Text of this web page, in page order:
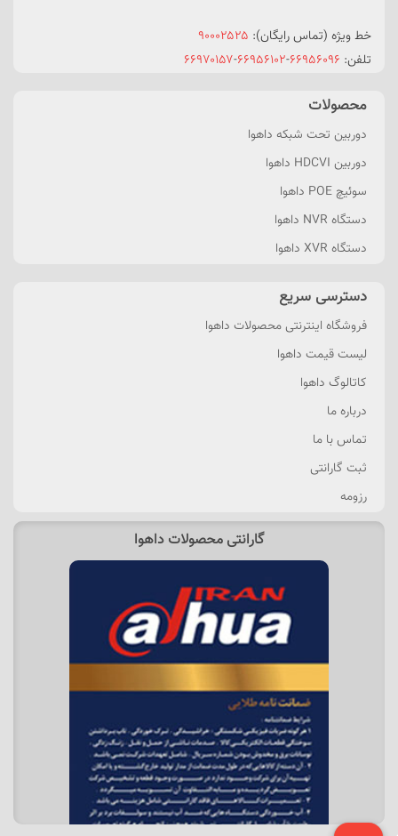
خط ویژه (تماس رایگان): ۹۰۰۰۲۵۲۵
تلفن: ۶۶۹۵۶۰۹۶-۶۶۹۵۶۱۰۲-۶۶۹۷۰۱۵۷
محصولات
دوربین تحت شبکه داهوا
دوربین HDCVI داهوا
سوئیچ POE داهوا
دستگاه NVR داهوا
دستگاه XVR داهوا
دسترسی سریع
فروشگاه اینترنتی محصولات داهوا
لیست قیمت داهوا
کاتالوگ داهوا
درباره ما
تماس با ما
ثبت گارانتی
رزومه
گارانتی محصولات داهوا